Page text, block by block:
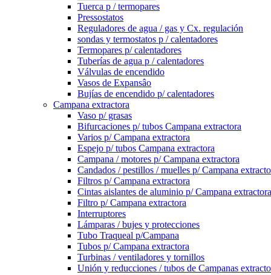
Tuerca p / termopares
Pressostatos
Reguladores de agua / gas y Cx. regulación
sondas y termostatos p / calentadores
Termopares p/ calentadores
Tuberías de agua p / calentadores
Válvulas de encendido
Vasos de Expansâo
Bujías de encendido p/ calentadores
Campana extractora
Vaso p/ grasas
Bifurcaciones p/ tubos Campana extractora
Varios p/ Campana extractora
Espejo p/ tubos Campana extractora
Campana / motores p/ Campana extractora
Candados / pestillos / muelles p/ Campana
Filtros p/ Campana extractora
Cintas aislantes de aluminio p/ Campana extractora
Filtro p/ Campana extractora
Interruptores
Lámparas / bujes y protecciones
Tubo Traqueal p/Campana
Tubos p/ Campana extractora
Turbinas / ventiladores y tornillos
Unión y reducciones / tubos de Campanas